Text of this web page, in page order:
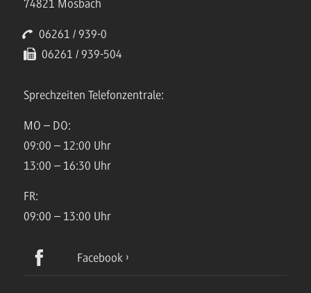
74821 Mosbach
06261 / 939-0
06261 / 939-504
Sprechzeiten Telefonzentrale:
MO – DO:
09:00 – 12:00 Uhr
13:00 – 16:30 Uhr
FR:
09:00 – 13:00 Uhr
Facebook